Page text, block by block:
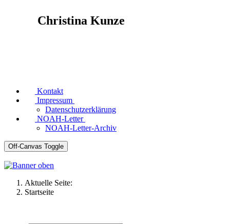
Christina Kunze
Kontakt
Impressum
Datenschutzerklärung
NOAH-Letter
NOAH-Letter-Archiv
Off-Canvas Toggle
Aktuelle Seite:
Startseite